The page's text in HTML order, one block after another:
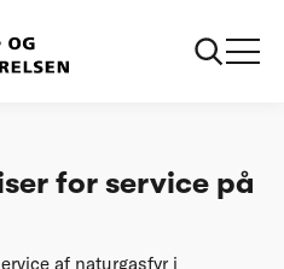
for service på
af naturgasfyr i